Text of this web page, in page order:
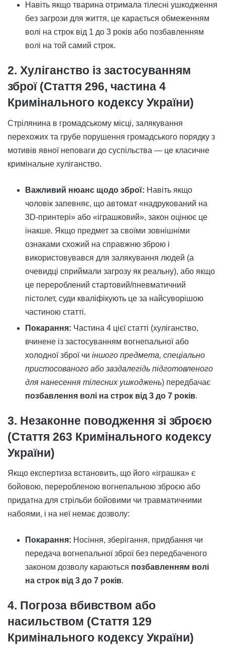
Навіть якщо тварина отримала тілесні ушкодження
без загрози для життя, це карається обмеженням
волі на строк від 1 до 3 років або позбавленням
волі на той самий строк.
2. Хуліганство із застосуванням
зброї (Стаття 296, частина 4
Кримінального кодексу України)
Стрілянина в громадському місці, залякування
перехожих та грубе порушення громадського порядку з
мотивів явної неповаги до суспільства — це класичне
кримінальне хуліганство.
Важливий нюанс щодо зброї: Навіть якщо
чоловік запевняє, що автомат «надрукований на
3D-принтері» або «іграшковий», закон оцінює це
інакше. Якщо предмет за своїми зовнішніми
ознаками схожий на справжню зброю і
використовувався для залякування людей (а
очевидці сприймали загрозу як реальну), або якщо
це перероблений стартовий/пневматичний
пістолет, суди кваліфікують це за найсуворішою
частиною статті.
Покарання: Частина 4 цієї статті (хуліганство,
вчинене із застосуванням вогнепальної або
холодної зброї чи іншого предмета, спеціально
пристосованого або заздалегідь підготовленого
для нанесення тілесних ушкоджень) передбачає
позбавлення волі на строк від 3 до 7 років.
3. Незаконне поводження зі зброєю
(Стаття 263 Кримінального кодексу
України)
Якщо експертиза встановить, що його «іграшка» є
бойовою, переробленою вогнепальною зброєю або
придатна для стрільби бойовими чи травматичними
набоями, і на неї немає дозволу:
Покарання: Носіння, зберігання, придбання чи
передача вогнепальної зброї без передбаченого
законом дозволу караються позбавленням волі
на строк від 3 до 7 років.
4. Погроза вбивством або
насильством (Стаття 129
Кримінального кодексу України)